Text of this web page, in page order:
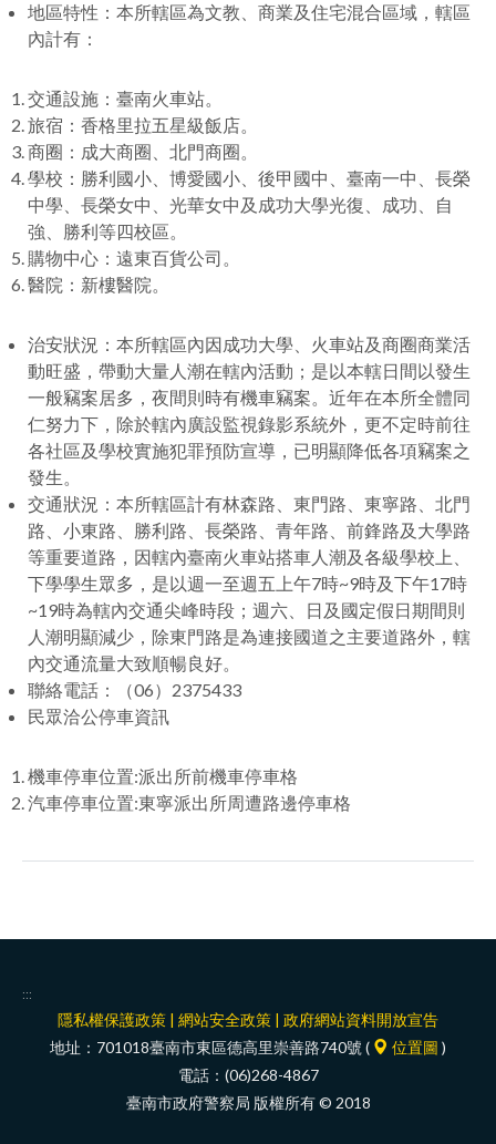
地區特性：本所轄區為文教、商業及住宅混合區域，轄區
內計有：
交通設施：臺南火車站。
旅宿：香格里拉五星級飯店。
商圈：成大商圈、北門商圈。
學校：勝利國小、博愛國小、後甲國中、臺南一中、長榮
中學、長榮女中、光華女中及成功大學光復、成功、自
強、勝利等四校區。
購物中心：遠東百貨公司。
醫院：新樓醫院。
治安狀況：本所轄區內因成功大學、火車站及商圈商業活
動旺盛，帶動大量人潮在轄內活動；是以本轄日間以發生
一般竊案居多，夜間則時有機車竊案。近年在本所全體同
仁努力下，除於轄內廣設監視錄影系統外，更不定時前往
各社區及學校實施犯罪預防宣導，已明顯降低各項竊案之
發生。
交通狀況：本所轄區計有林森路、東門路、東寧路、北門
路、小東路、勝利路、長榮路、青年路、前鋒路及大學路
等重要道路，因轄內臺南火車站搭車人潮及各級學校上、
下學學生眾多，是以週一至週五上午7時~9時及下午17時
~19時為轄內交通尖峰時段；週六、日及國定假日期間則
人潮明顯減少，除東門路是為連接國道之主要道路外，轄
內交通流量大致順暢良好。
聯絡電話：（06）2375433
民眾洽公停車資訊
機車停車位置:派出所前機車停車格
汽車停車位置:東寧派出所周遭路邊停車格
:::
隱私權保護政策 | 網站安全政策 | 政府網站資料開放宣告
地址：701018臺南市東區德高里崇善路740號 (
位置圖 )
電話：(06)268-4867
臺南市政府警察局 版權所有 © 2018